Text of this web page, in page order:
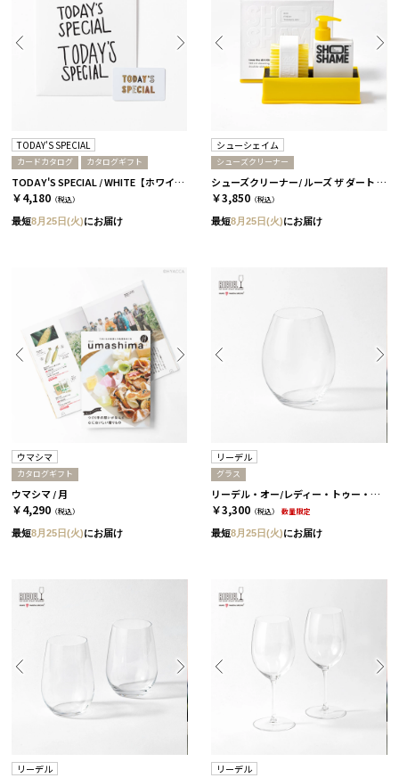
TODAY'S SPECIAL
カードカタログ カタログギフト
TODAY'S SPECIAL / WHITE【ホワイト】
￥4,180 （税込）
最短8月25日(火)にお届け
シューシェイム
シューズクリーナー
シューズクリーナー/ ルーズ ザ ダート キット［シューシェイム］
￥3,850 （税込）
最短8月25日(火)にお届け
ウマシマ
カタログギフト
ウマシマ / 月
￥4,290 （税込）
最短8月25日(火)にお届け
リーデル
グラス
リーデル・オー/レディー・トゥー・ドリンク
￥3,300 （税込） 数量限定
最短8月25日(火)にお届け
リーデル リーデル